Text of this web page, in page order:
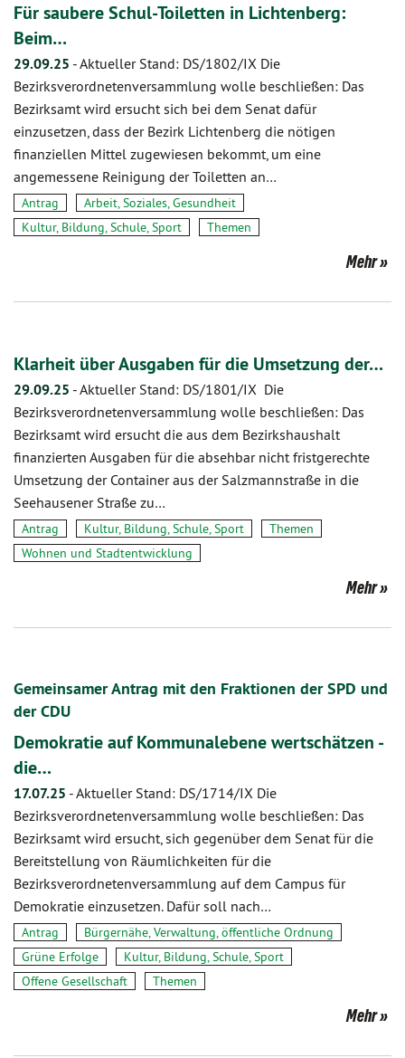
Für saubere Schul-Toiletten in Lichtenberg:
Beim…
29.09.25 -Aktueller Stand: DS/1802/IX Die
Bezirksverordnetenversammlung wolle beschließen: Das
Bezirksamt wird ersucht sich bei dem Senat dafür
einzusetzen, dass der Bezirk Lichtenberg die nötigen
finanziellen Mittel zugewiesen bekommt, um eine
angemessene Reinigung der Toiletten an…
Antrag
Arbeit, Soziales, Gesundheit
Kultur, Bildung, Schule, Sport
Themen
Mehr
Klarheit über Ausgaben für die Umsetzung der…
29.09.25 -Aktueller Stand: DS/1801/IX Die
Bezirksverordnetenversammlung wolle beschließen: Das
Bezirksamt wird ersucht die aus dem Bezirkshaushalt
finanzierten Ausgaben für die absehbar nicht fristgerechte
Umsetzung der Container aus der Salzmannstraße in die
Seehausener Straße zu…
Antrag Kultur, Bildung, Schule, Sport
Themen
Wohnen und Stadtentwicklung
Mehr
Gemeinsamer Antrag mit den Fraktionen der SPD und
der CDU
Demokratie auf Kommunalebene wertschätzen -
die…
17.07.25 -Aktueller Stand: DS/1714/IX Die
Bezirksverordnetenversammlung wolle beschließen: Das
Bezirksamt wird ersucht, sich gegenüber dem Senat für die
Bereitstellung von Räumlichkeiten für die
Bezirksverordnetenversammlung auf dem Campus für
Demokratie einzusetzen. Dafür soll nach…
Antrag
Bürgernähe, Verwaltung, öffentliche Ordnung
Grüne Erfolge
Kultur, Bildung, Schule, Sport
Offene Gesellschaft
Themen
Mehr